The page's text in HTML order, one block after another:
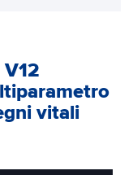
V12
vitali